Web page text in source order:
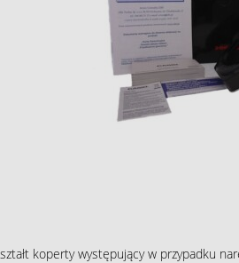
koperty występujący w przypadku